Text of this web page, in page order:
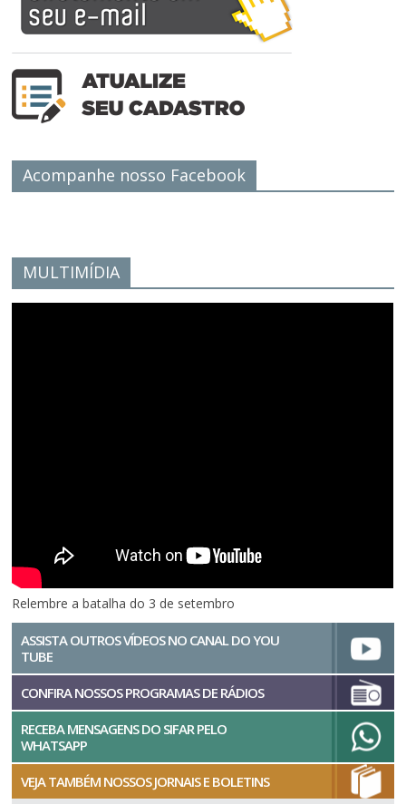
Acompanhe nosso Facebook
MULTIMÍDIA
Relembre a batalha do 3 de setembro
ASSISTA OUTROS VÍDEOS NO CANAL DO YOU
TUBE
CONFIRA NOSSOS PROGRAMAS DE RÁDIOS
RECEBA MENSAGENS DO SIFAR PELO
WHATSAPP
VEJA TAMBÉM NOSSOS JORNAIS E BOLETINS